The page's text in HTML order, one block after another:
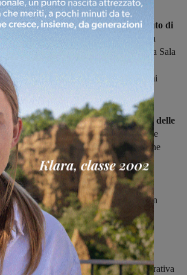
fino al 13 settembre il divieto assoluto di
territorio regionale, spostando così in
rischio, che finora era al 31 agosto. La Sala
l’osservanza scrupolosa della
il rischio di incendi e le pesanti sanzioni
Regione è dovuta al mantenimento delle
, ed è legata alle previsioni di medio e
sul probabile ritorno dell’alta pressione
per fine mese e inizio settembre. Nel
di abbruciamento” di residui
della Toscana vieta qualsiasi
ad esclusione della cottura di cibi in
e all'interno delle aree attrezzate.
registrate sul territorio numerose
sono invitati a segnalare
focolai al numero verde della Sala operativa